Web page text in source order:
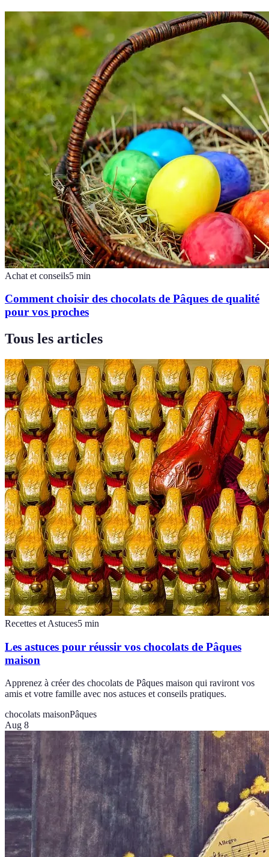
Achat et conseils5 min
Comment choisir des chocolats de Pâques de qualité
pour vos proches
Tous les articles
Recettes et Astuces5 min
Les astuces pour réussir vos chocolats de Pâques
maison
Apprenez à créer des chocolats de Pâques maison qui raviront vos
amis et votre famille avec nos astuces et conseils pratiques.
chocolats maisonPâques
Aug 8